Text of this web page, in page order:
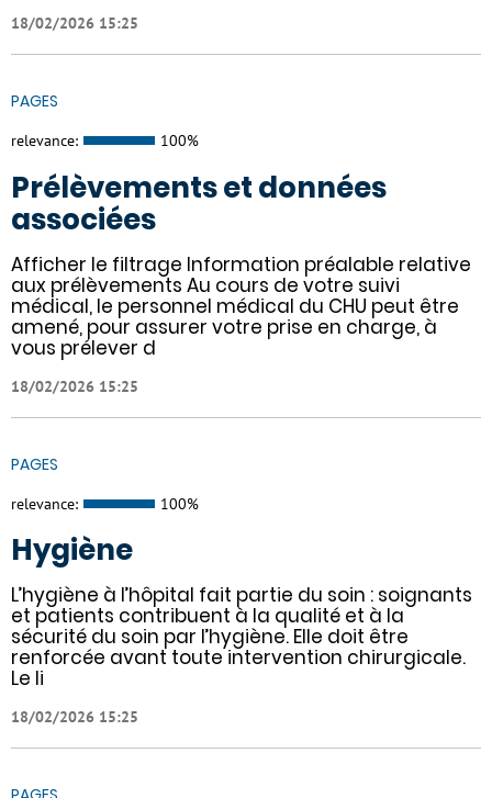
18/02/2026 15:25
PAGES
relevance: 100%
Prélèvements et données
associées
Afficher le filtrage Information préalable relative
aux prélèvements Au cours de votre suivi
médical, le personnel médical du CHU peut être
amené, pour assurer votre prise en charge, à
vous prélever d
18/02/2026 15:25
PAGES
relevance: 100%
Hygiène
L’hygiène à l’hôpital fait partie du soin : soignants
et patients contribuent à la qualité et à la
sécurité du soin par l’hygiène. Elle doit être
renforcée avant toute intervention chirurgicale.
Le li
18/02/2026 15:25